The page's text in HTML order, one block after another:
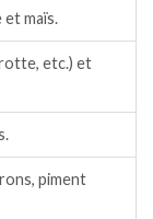
maïs.
etc.) et
piment